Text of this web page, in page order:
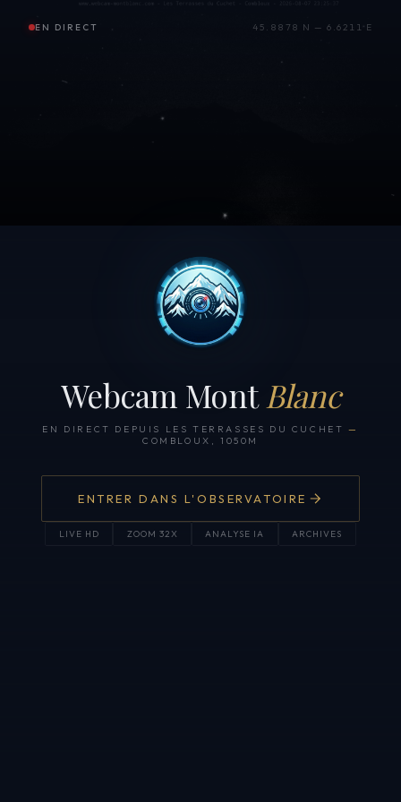
EN DIRECT 45.8878 N — 6.6211 E
Webcam Mont Blanc
EN DIRECT DEPUIS LES TERRASSES DU CUCHET —
COMBLOUX, 1050M
ENTRER DANS L'OBSERVATOIRE
LIVE HD ZOOM 32X ANALYSE IA ARCHIVES